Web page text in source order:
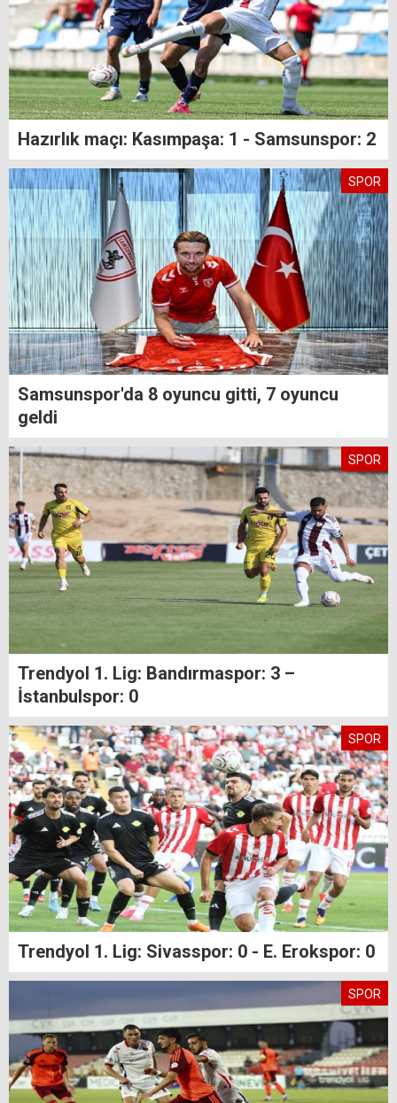
Hazırlık maçı: Kasımpaşa: 1 - Samsunspor: 2
SPOR
Samsunspor'da 8 oyuncu gitti, 7 oyuncu
geldi
SPOR
Trendyol 1. Lig: Bandırmaspor: 3 –
İstanbulspor: 0
SPOR
Trendyol 1. Lig: Sivasspor: 0 - E. Erokspor: 0
SPOR